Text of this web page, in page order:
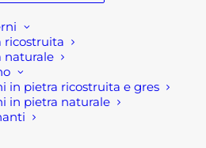
ricostruita
naturale
in pietra ricostruita e gres
in pietra naturale
solchi. Questi infatti
una progressiva
anche le fessure
utilizzando un
le scarpe vicino a
sotto i raggi diretti del